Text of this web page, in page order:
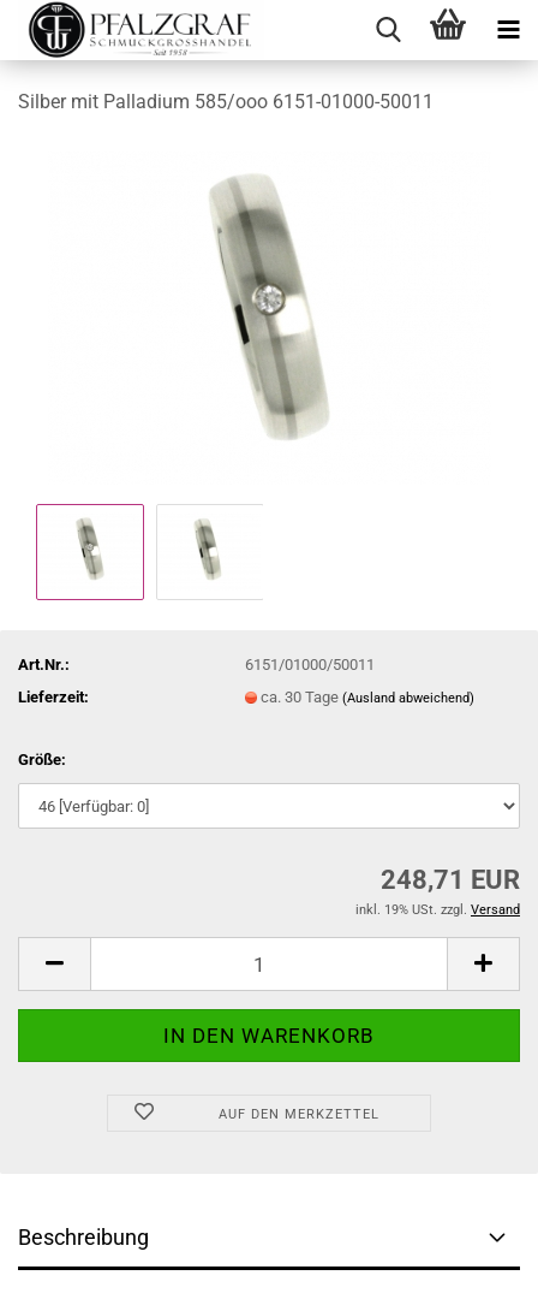
Silber mit Palladium 585/ooo 6151-01000-50011
Art.Nr.:
6151/01000/50011
Lieferzeit:
ca. 30 Tage(Ausland abweichend)
Größe:
248,71 EUR
inkl. 19% USt. zzgl. Versand
AUF DEN MERKZETTEL
Beschreibung